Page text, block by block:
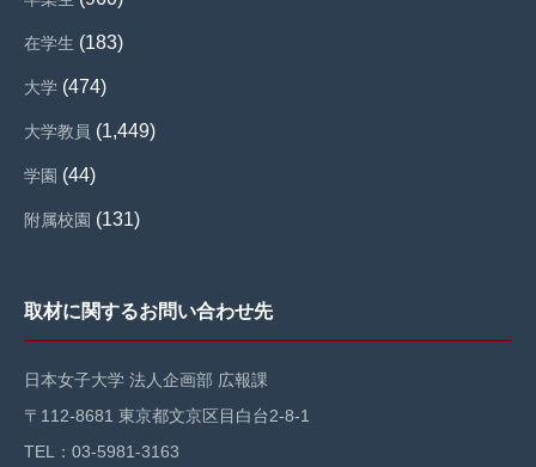
在学生 (183)
大学 (474)
大学教員 (1,449)
学園 (44)
附属校園 (131)
取材に関するお問い合わせ先
日本女子大学 法人企画部 広報課
〒112-8681 東京都文京区目白台2-8-1
TEL：03-5981-3163